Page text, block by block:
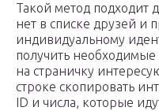
Такой метод подходит
нет в списке друзей и
индивидуальному
получить необходимые
на страничку
строке скопировать
ID и числа, которые